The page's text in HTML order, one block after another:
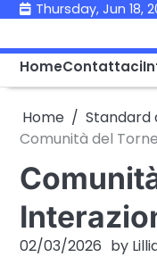
Skip
content
Thursday, Jun 18,
HomeContattaci
Home
Standard
Comunità del
02/03/2026 by